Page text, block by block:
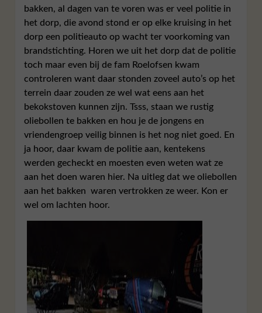
bakken, al dagen van te voren was er veel politie in
het dorp, die avond stond er op elke kruising in het
dorp een politieauto op wacht ter voorkoming van
brandstichting. Horen we uit het dorp dat de politie
toch maar even bij de fam Roelofsen kwam
controleren want daar stonden zoveel auto’s op het
terrein daar zouden ze wel wat eens aan het
bekokstoven kunnen zijn. Tsss, staan we rustig
oliebollen te bakken en hou je de jongens en
vriendengroep veilig binnen is het nog niet goed. En
ja hoor, daar kwam de politie aan, kentekens
werden gecheckt en moesten even weten wat ze
aan het doen waren hier. Na uitleg dat we oliebollen
aan het bakken waren vertrokken ze weer. Kon er
wel om lachten hoor.